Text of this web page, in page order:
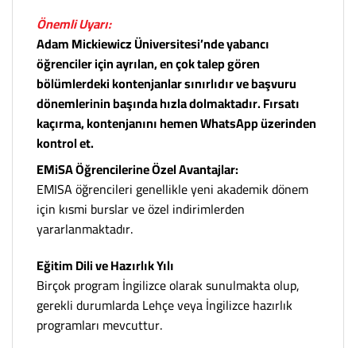
Önemli Uyarı:
Adam Mickiewicz Üniversitesi’nde yabancı
öğrenciler için ayrılan, en çok talep gören
bölümlerdeki kontenjanlar sınırlıdır ve başvuru
dönemlerinin başında hızla dolmaktadır. Fırsatı
kaçırma, kontenjanını hemen WhatsApp üzerinden
kontrol et.
EMiSA Öğrencilerine Özel Avantajlar:
EMISA öğrencileri genellikle yeni akademik dönem
için kısmi burslar ve özel indirimlerden
yararlanmaktadır.
Eğitim Dili ve Hazırlık Yılı
Birçok program İngilizce olarak sunulmakta olup,
gerekli durumlarda Lehçe veya İngilizce hazırlık
programları mevcuttur.